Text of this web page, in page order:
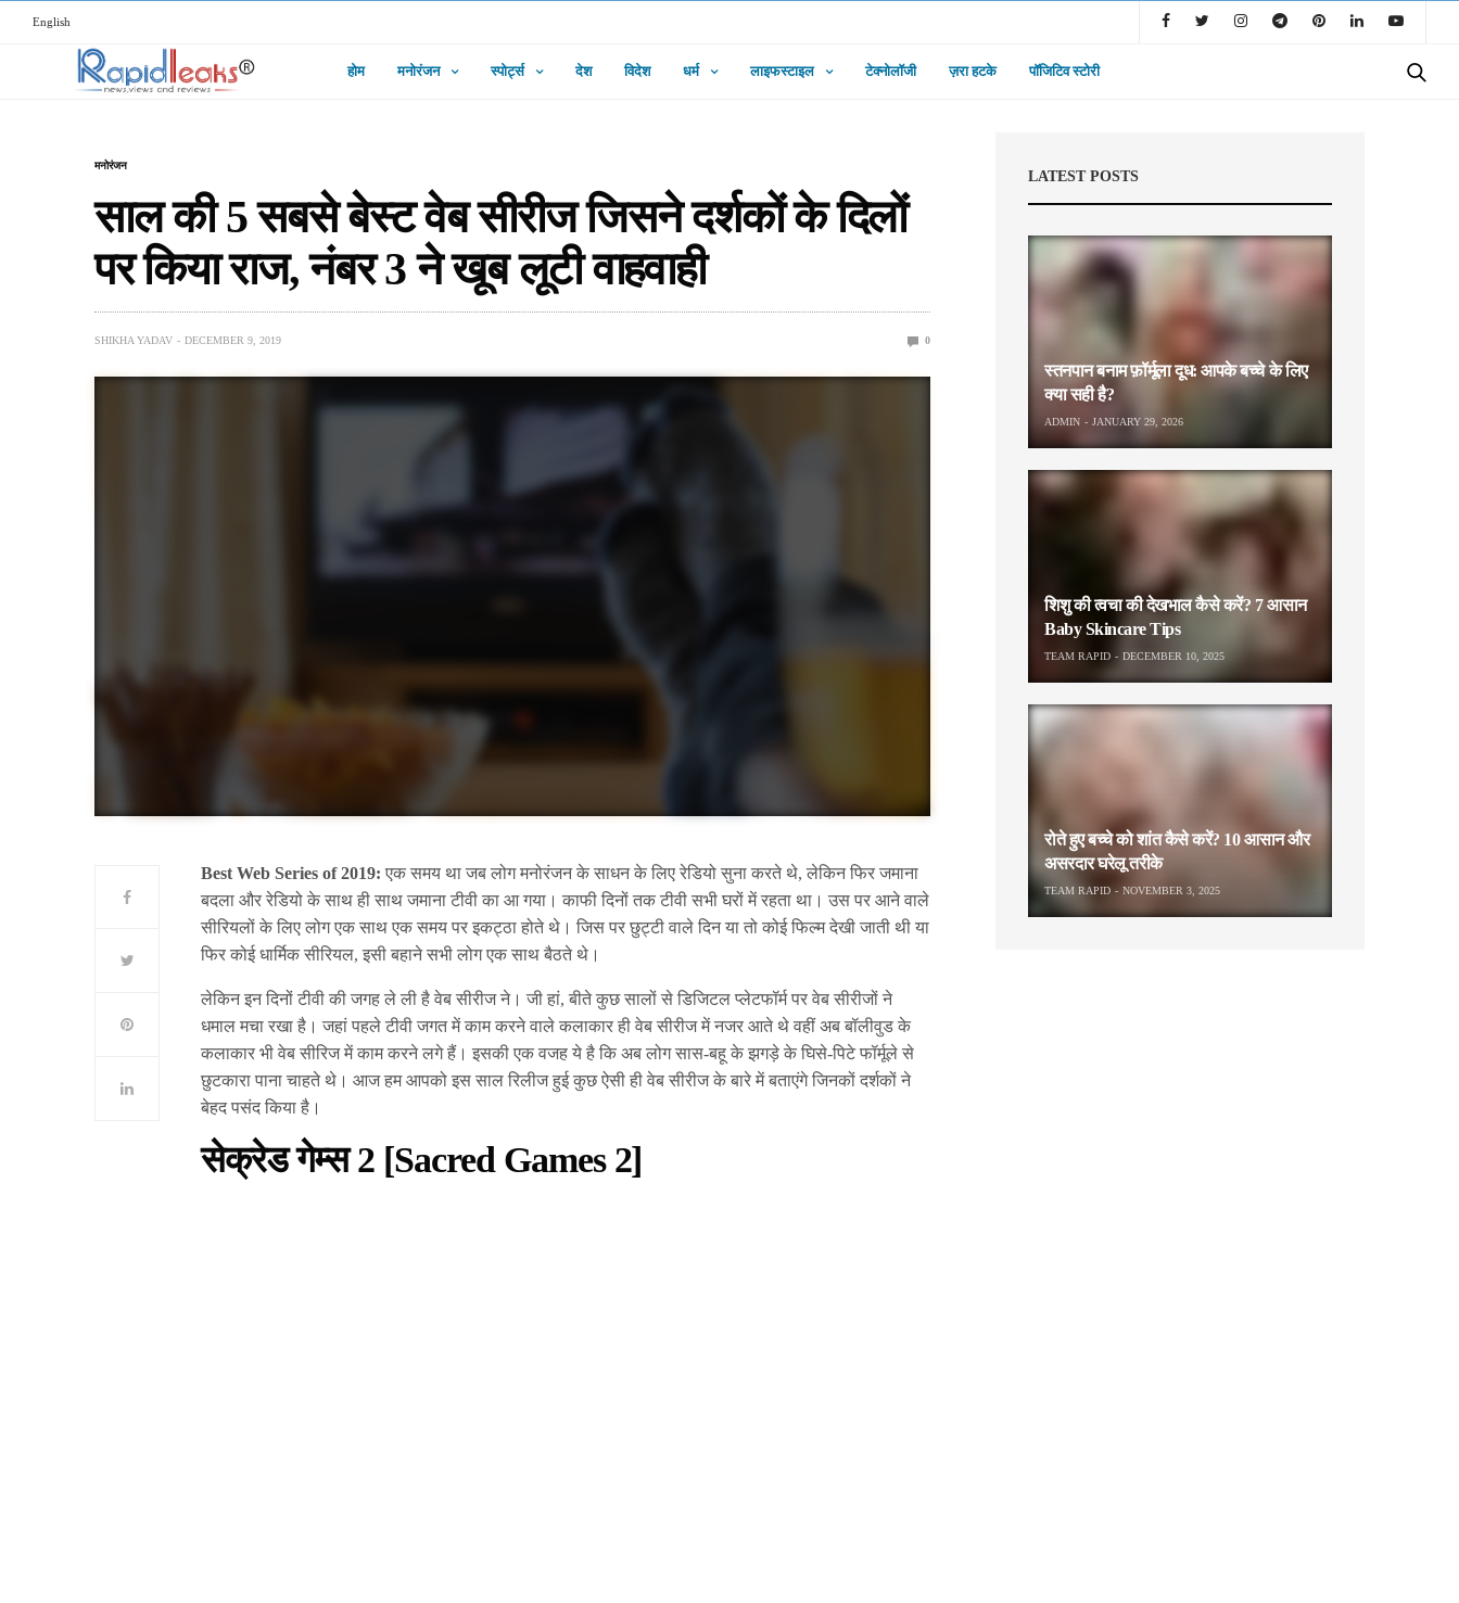
English
होम मनोरंजन स्पोर्ट्स देश विदेश धर्म लाइफस्टाइल टेक्नोलॉजी ज़रा हटके पॉजिटिव स्टोरी
मनोरंजन
साल की 5 सबसे बेस्ट वेब सीरीज जिसने दर्शकों के दिलों
पर किया राज, नंबर 3 ने खूब लूटी वाहवाही
SHIKHA YADAV DECEMBER 9, 2019 0
Best Web Series of 2019: एक समय था जब लोग मनोरंजन के साधन के लिए रेडियो सुना करते थे, लेकिन फिर जमाना
बदला और रेडियो के साथ ही साथ जमाना टीवी का आ गया। काफी दिनों तक टीवी सभी घरों में रहता था। उस पर आने वाले
सीरियलों के लिए लोग एक साथ एक समय पर इकट्ठा होते थे। जिस पर छुट्टी वाले दिन या तो कोई फिल्म देखी जाती थी या
फिर कोई धार्मिक सीरियल, इसी बहाने सभी लोग एक साथ बैठते थे।
लेकिन इन दिनों टीवी की जगह ले ली है वेब सीरीज ने। जी हां, बीते कुछ सालों से डिजिटल प्लेटफॉर्म पर वेब सीरीजों ने
धमाल मचा रखा है। जहां पहले टीवी जगत में काम करने वाले कलाकार ही वेब सीरीज में नजर आते थे वहीं अब बॉलीवुड के
कलाकार भी वेब सीरिज में काम करने लगे हैं। इसकी एक वजह ये है कि अब लोग सास-बहू के झगड़े के घिसे-पिटे फॉर्मूले से
छुटकारा पाना चाहते थे। आज हम आपको इस साल रिलीज हुई कुछ ऐसी ही वेब सीरीज के बारे में बताएंगे जिनकों दर्शकों ने
बेहद पसंद किया है।
सेक्रेड गेम्स 2 [Sacred Games 2]
LATEST POSTS
स्तनपान बनाम फ़ॉर्मूला दूध: आपके बच्चे के लिए
क्या सही है?
ADMIN JANUARY 29, 2026
शिशु की त्वचा की देखभाल कैसे करें? 7 आसान
Baby Skincare Tips
TEAM RAPID DECEMBER 10, 2025
रोते हुए बच्चे को शांत कैसे करें? 10 आसान और
असरदार घरेलू तरीके
TEAM RAPID NOVEMBER 3, 2025